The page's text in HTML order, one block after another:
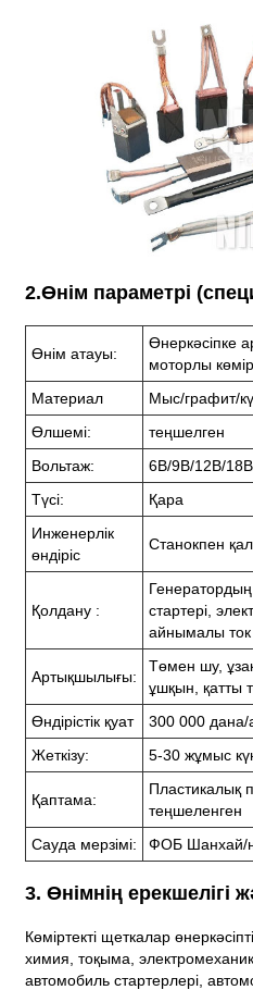
2.Өнім параметрі
Өнім атауы:
Өнеркәсіпке
моторлы
Материал
Мыс/графит/
Өлшемі:
теңшелген
Вольтаж:
6В/9В/12В/
Түсі:
Қара
Инженерлік
өндіріс
Станокпен
Қолдану :
Генератордың
стартері,
айнымалы ток
Артықшылығы:
Төмен шу,
ұшқын, қатты
Өндірістік қуат
300 000 дана/
Жеткізу:
5-30 жұмыс
Қаптама:
Пластикалық
теңшеленген
Сауда мерзімі:
ФОБ Шанхай/
3. Өнімнің ерекшелігі
Көміртекті щеткалар
химия, тоқыма,
автомобиль стартерлері,